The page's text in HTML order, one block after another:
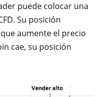
puede colocar una
Su posición
que aumente el precio
cae, su posición